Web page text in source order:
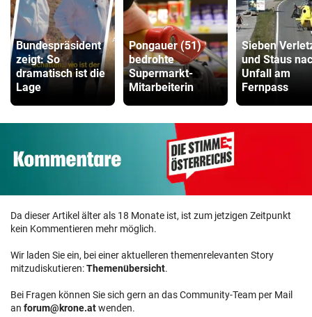
Bundespräsident
zeigt: So
dramatisch ist die
Lage
Pongauer (51)
bedrohte
Supermarkt-
Mitarbeiterin
Sieben
und Staus
Unfall am
Fernpass
Da dieser Artikel älter als 18 Monate ist, ist zum jetzigen Zeitpunkt
kein Kommentieren mehr möglich.
Wir laden Sie ein, bei einer aktuelleren themenrelevanten Story
mitzudiskutieren:Themenübersicht.
Bei Fragen können Sie sich gern an das Community-Team per Mail
an forum@krone.atwenden.